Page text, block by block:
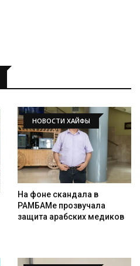
НОВОСТИ ХАЙФЫ
На фоне скандала в
РАМБАМе прозвучала
защита арабских медиков